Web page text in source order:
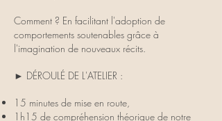
Comment ? En facilitant l'adoption de
comportements soutenables grâce à
l'imagination de nouveaux récits.
► DÉROULÉ DE L'ATELIER :
15 minutes de mise en route,
1h15 de compréhension théorique de notre